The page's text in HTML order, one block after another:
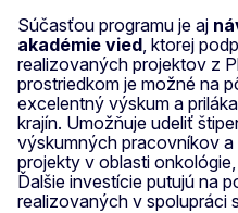
Súčasťou programu je aj
akadémie vied , ktorej
realizovaných projektov z
prostriedkom je možné na
excelentný výskum a
krajín. Umožňuje udeliť
výskumných pracovníkov
projekty v oblasti
Ďalšie investície putujú na
realizovaných v spolupráci